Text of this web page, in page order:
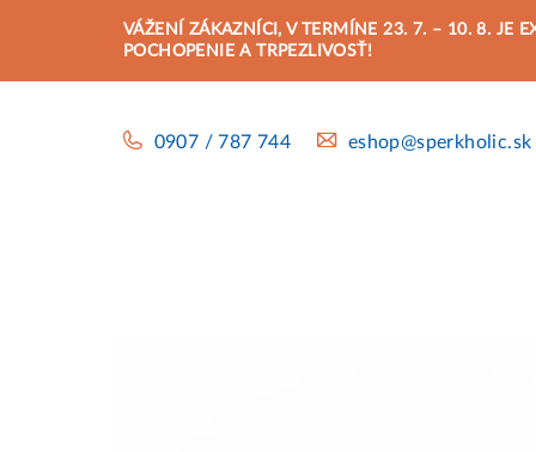
VÁŽENÍ ZÁKAZNÍCI, V TERMÍNE 23. 7. – 10. 8. JE
POCHOPENIE A TRPEZLIVOSŤ!
0907 / 787 744 eshop@sperkholic.sk